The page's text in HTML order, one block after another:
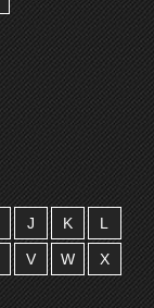
J K L
V W X